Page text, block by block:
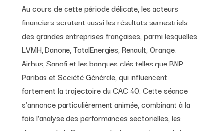
Au cours de cette période délicate, les acteurs
financiers scrutent aussi les résultats semestriels
des grandes entreprises françaises, parmi lesquelles
LVMH, Danone, TotalEnergies, Renault, Orange,
Airbus, Sanofi et les banques clés telles que BNP
Paribas et Société Générale, qui influencent
fortement la trajectoire du CAC 40. Cette séance
s’annonce particulièrement animée, combinant à la
fois l’analyse des performances sectorielles, les